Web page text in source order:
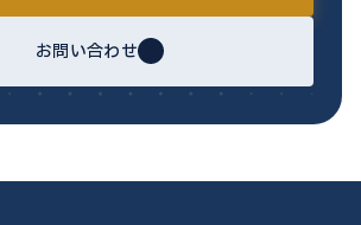
お問い合わせ